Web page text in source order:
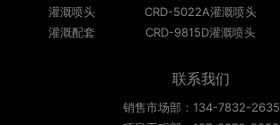
灌溉喷头
灌溉配套
CRD-5022A灌溉喷头
CRD-9815D灌溉喷头
联系我们
销售市场部：134-7832-2635